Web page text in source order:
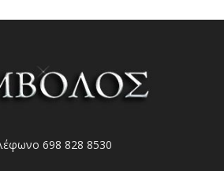
698 828 8530